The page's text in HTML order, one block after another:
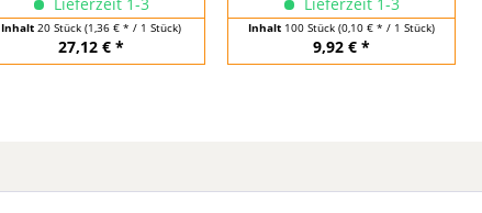
Inhalt 20 Stück (1,36 € * / 1 Stück)
27,12 € *
Inhalt 100 Stück (0,10 € * / 1 Stück)
9,92 € *